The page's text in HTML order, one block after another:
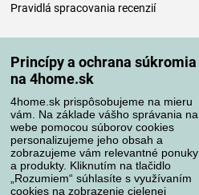
Princípy a ochrana súkromia
na 4home.sk
4home.sk prispôsobujeme na mieru
vám. Na základe vášho správania na
webe pomocou súborov cookies
personalizujeme jeho obsah a
zobrazujeme vám relevantné ponuky
a produkty. Kliknutím na tlačidlo
„Rozumiem“ súhlasíte s využívaním
cookies na zobrazenie cielenej
Pravidlá spracovania recenzií
Spôsoby platby
Spoľahlivý obchod